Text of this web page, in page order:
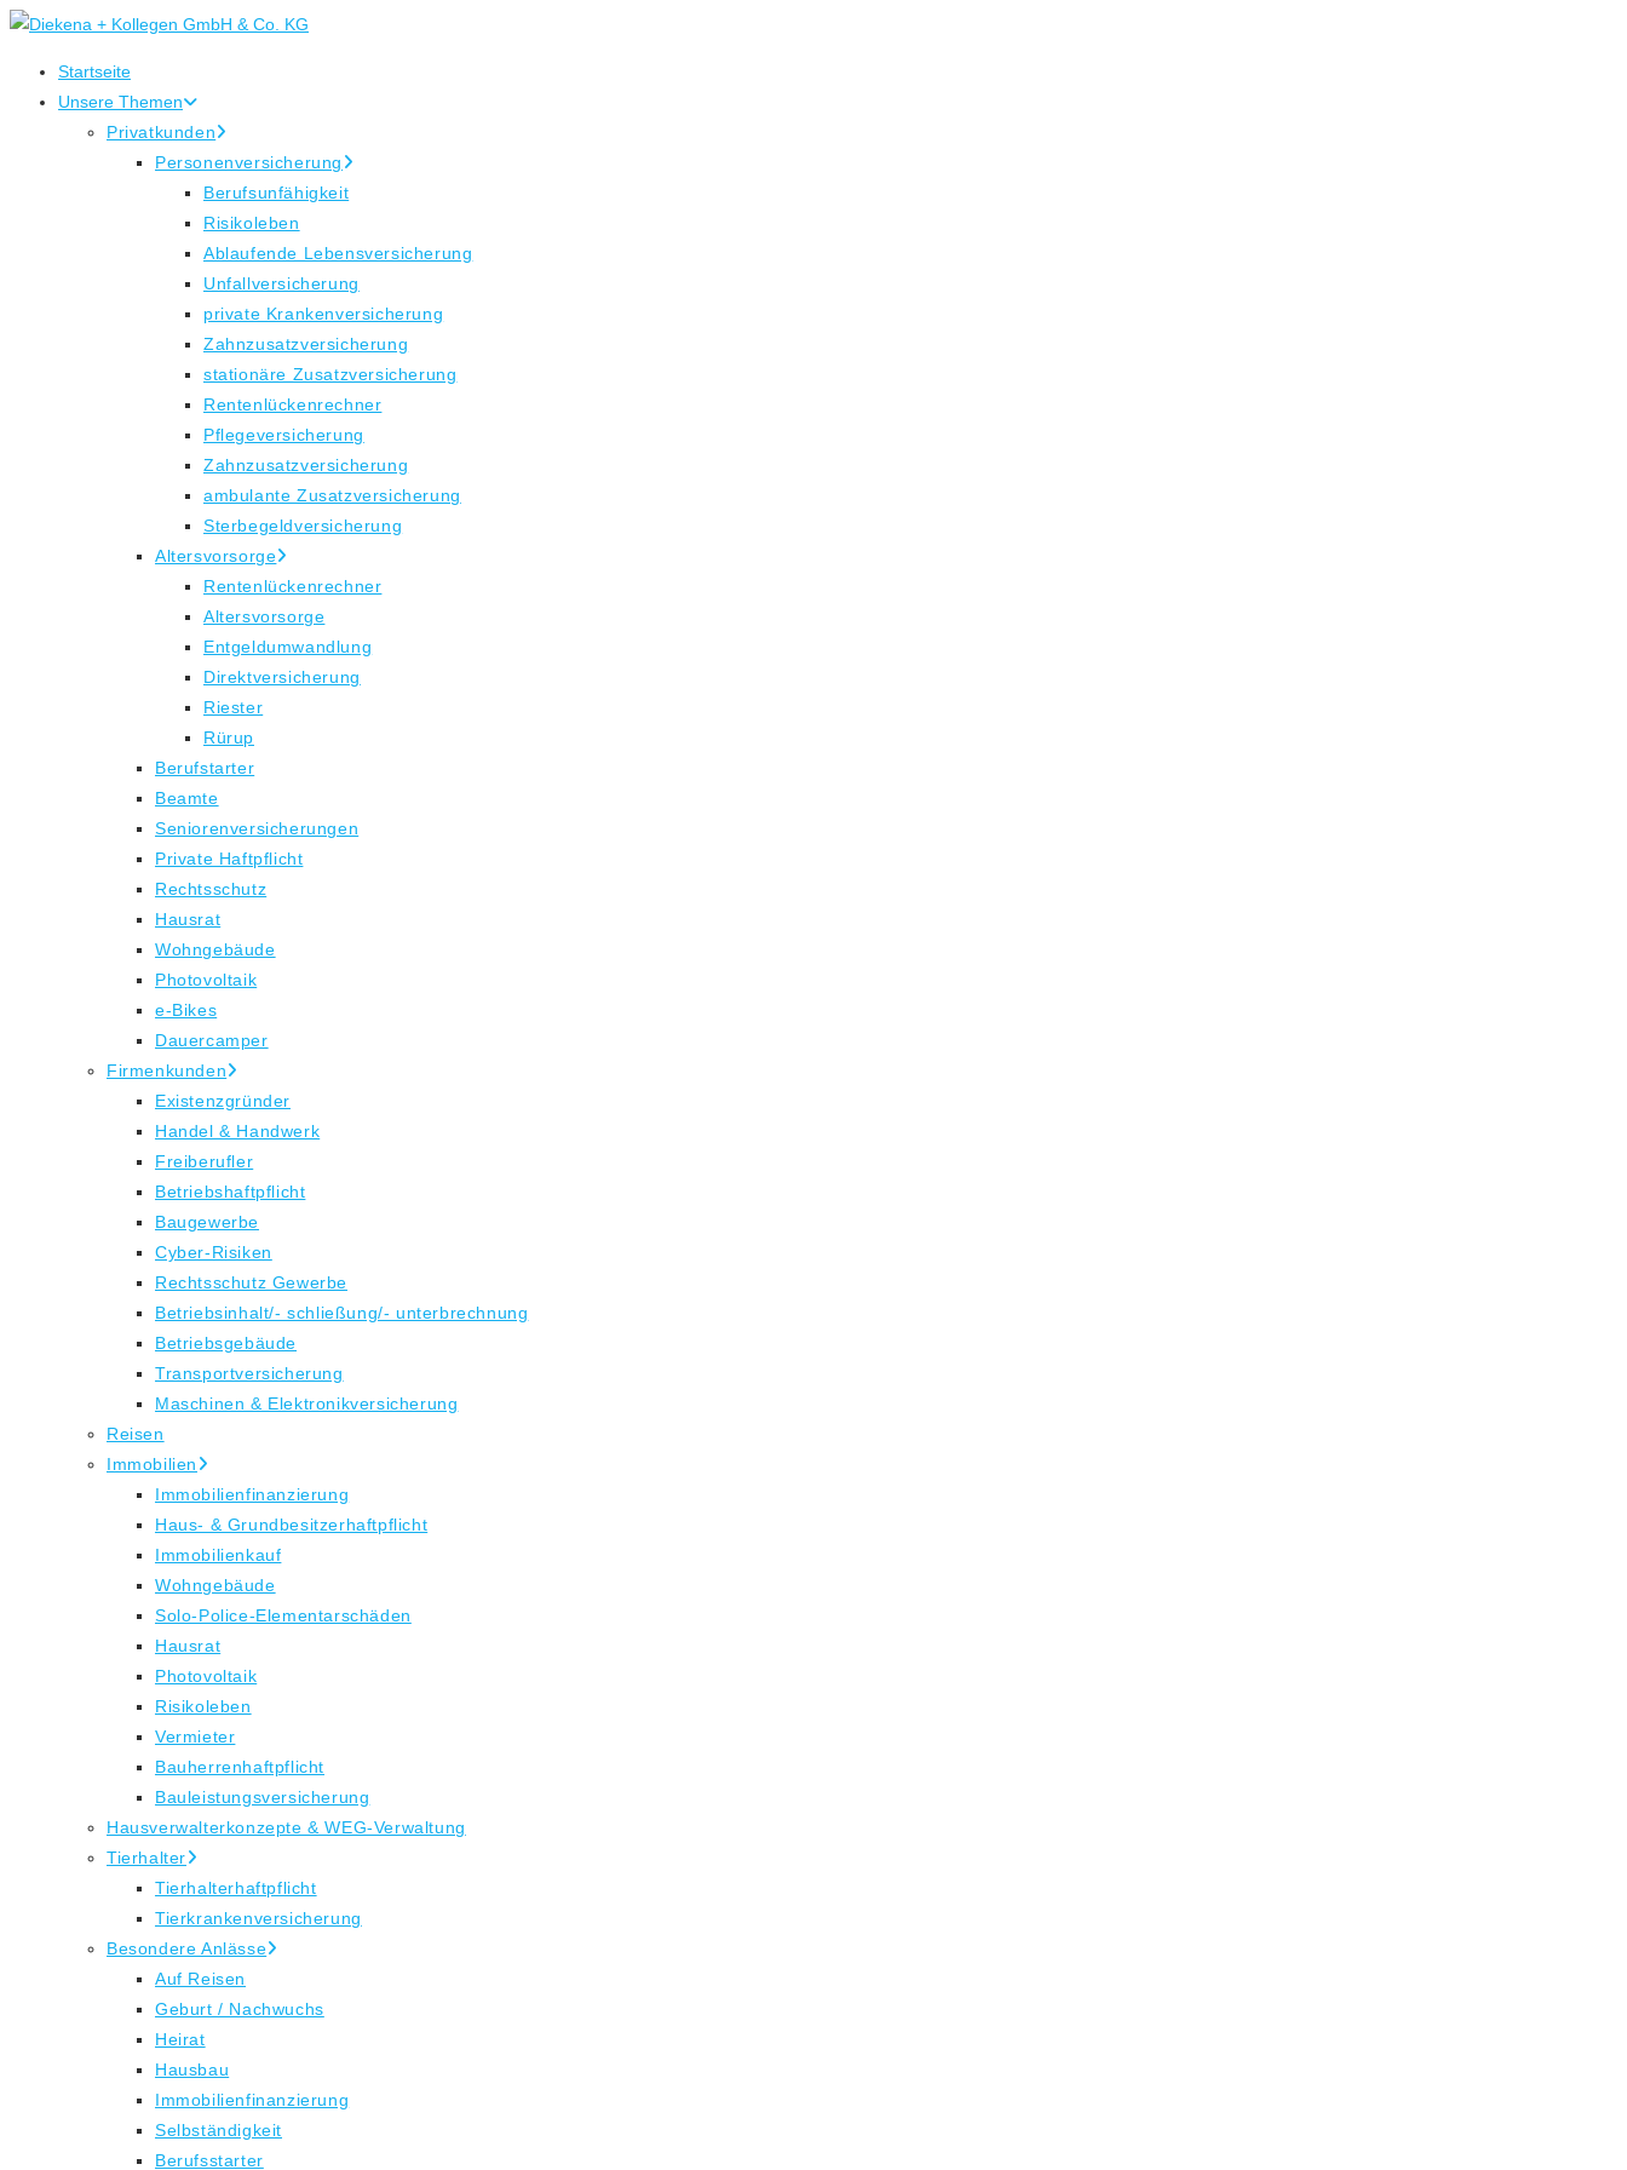
Zum
springen
Startseite
Unsere Themen
Privatkunden
Personenversicherung
Berufsunfähigkeit
Risikoleben
Ablaufende Lebensversicherung
Unfallversicherung
private Krankenversicherung
Zahnzusatzversicherung
stationäre Zusatzversicherung
Rentenlückenrechner
Pflegeversicherung
Zahnzusatzversicherung
ambulante Zusatzversicherung
Sterbegeldversicherung
Altersvorsorge
Rentenlückenrechner
Altersvorsorge
Entgeldumwandlung
Direktversicherung
Riester
Rürup
Berufstarter
Beamte
Seniorenversicherungen
Private Haftpflicht
Rechtsschutz
Hausrat
Wohngebäude
Photovoltaik
e-Bikes
Dauercamper
Firmenkunden
Existenzgründer
Handel & Handwerk
Freiberufler
Betriebshaftpflicht
Baugewerbe
Cyber-Risiken
Rechtsschutz Gewerbe
Betriebsinhalt/- schließung/- unterbrechnung
Betriebsgebäude
Transportversicherung
Maschinen & Elektronikversicherung
Reisen
Immobilien
Immobilienfinanzierung
Haus- & Grundbesitzerhaftpflicht
Immobilienkauf
Wohngebäude
Solo-Police-Elementarschäden
Hausrat
Photovoltaik
Risikoleben
Vermieter
Bauherrenhaftpflicht
Bauleistungsversicherung
Hausverwalterkonzepte & WEG-Verwaltung
Tierhalter
Tierhalterhaftpflicht
Tierkrankenversicherung
Besondere Anlässe
Auf Reisen
Geburt / Nachwuchs
Heirat
Hausbau
Immobilienfinanzierung
Selbständigkeit
Berufsstarter